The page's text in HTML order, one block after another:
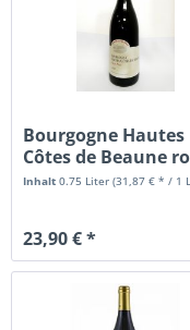
Bourgogne Hautes
Côtes de Beaune
2023...
Inhalt0.75 Liter(31,87 € * / 1
23,90 € *